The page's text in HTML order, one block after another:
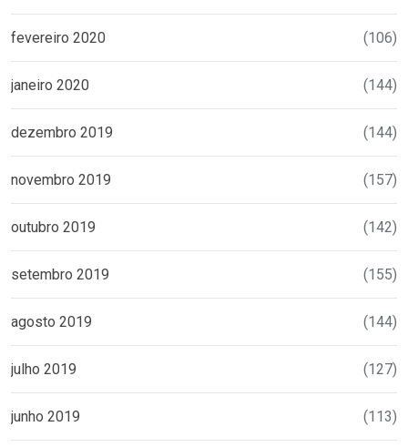
fevereiro 2020 (106)
janeiro 2020 (144)
dezembro 2019 (144)
novembro 2019 (157)
outubro 2019 (142)
setembro 2019 (155)
agosto 2019 (144)
julho 2019 (127)
junho 2019 (113)